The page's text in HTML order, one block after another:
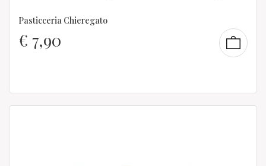
Pasticceria Chieregato
€ 7,90